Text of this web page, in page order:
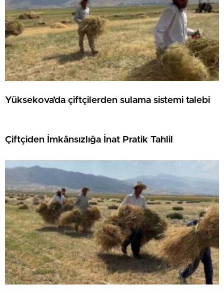
Yüksekova’da çiftçilerden sulama sistemi talebi
Çiftçiden İmkânsızlığa İnat Pratik Tahlil